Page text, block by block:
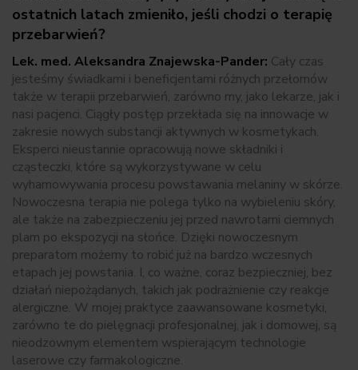
ostatnich latach zmieniło, jeśli chodzi o terapię
przebarwień?
Lek. med. Aleksandra Znajewska-Pander: Cały czas
jesteśmy świadkami i beneficjentami różnych przełomów
także w terapii przebarwień, zarówno my, jako lekarze, jak i
nasi pacjenci. Ciągły postęp przekłada się na innowacje w
zakresie nowych substancji aktywnych w kosmetykach.
Eksperci nieustannie opracowują nowe składniki i
cząsteczki, które są wykorzystywane w celu
wyhamowywania procesu powstawania melaniny w skórze.
Nowoczesna terapia nie polega tylko na wybieleniu skóry,
ale także na zabezpieczeniu jej przed nawrotami ciemnych
plam po ekspozycji na słońce. Dzięki nowoczesnym
preparatom możemy to robić już na bardzo wczesnych
etapach jej powstania. I, co ważne, coraz bezpieczniej, bez
działań niepożądanych, takich jak podrażnienie czy reakcje
alergiczne. W mojej praktyce zaawansowane kosmetyki,
zarówno te do pielęgnacji profesjonalnej, jak i domowej, są
nieodzownym elementem wspierającym technologie
laserowe czy farmakologiczne.